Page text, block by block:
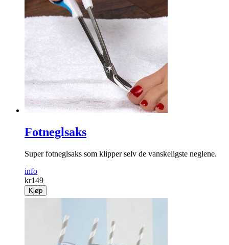
Fotneglsaks
Super fotneglsaks som klipper selv de vanskeligste neglene.
info
kr149
Kjøp